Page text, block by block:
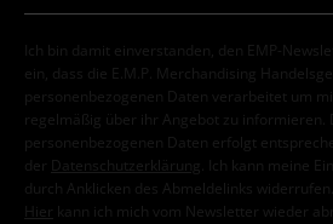
Ich bin damit einverstanden, den EMP-
ein, dass die E.M.P. Merchandising
personenbezogenen Daten verarbeitet um
regelmäßig über ihr Angebot zu informieren.
personenbezogenen Daten erfolgt
der
Datenschutzerklärung
. Ich kann meine
durch Anklicken des Abmeldelinks widerrufen.
Hier kann ich mich vom Newsletter wieder